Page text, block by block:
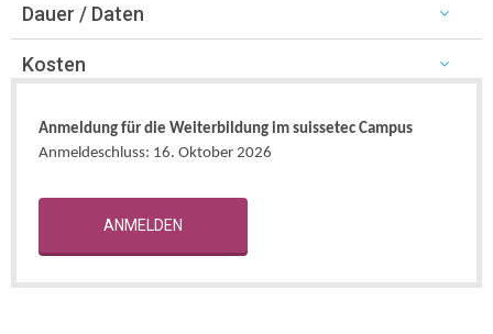
Dauer / Daten
Kosten
Anmeldung für die Weiterbildung im suissetec Campus
Anmeldeschluss: 16. Oktober 2026
ANMELDEN